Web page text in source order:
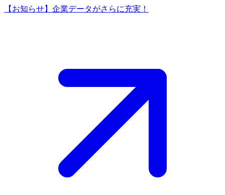
【お知らせ】企業データがさらに充実！